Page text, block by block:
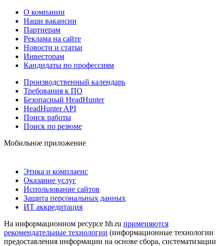
О компании
Наши вакансии
Партнерам
Реклама на сайте
Новости и статьи
Инвесторам
Кандидаты по профессиям
Производственный календарь
Требования к ПО
Безопасный HeadHunter
HeadHunter API
Поиск работы
Поиск по резюме
Мобильное приложение
Этика и комплаенс
Оказание услуг
Использование сайтов
Защита персональных данных
ИТ аккредитация
На информационном ресурсе hh.ru применяются
рекомендательные технологии (информационные технологии
предоставления информации на основе сбора, систематизации